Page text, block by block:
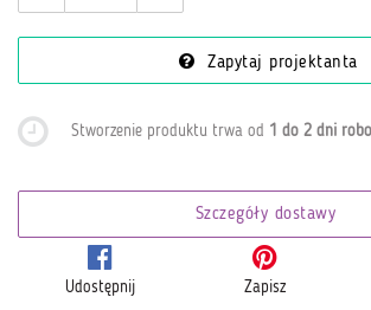
Zapytaj projektanta
Stworzenie produktu trwa od 1 do 2 dni
Szczegóły dostawy
Udostępnij Zapisz